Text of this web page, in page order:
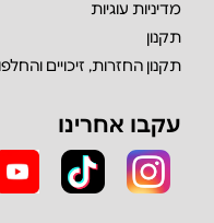
מדיניות עוגיות
תקנון
תקנון החזרות, זיכויים
עקבו אחרינו